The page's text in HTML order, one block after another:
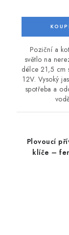
Poziční a
světlo na
délce 21,5 cm
12V. Vysoký
spotřeba a
Plovoucí
klíče –